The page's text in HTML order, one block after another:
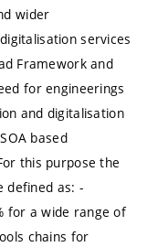
wider
services
Framework and
for engineerings
and digitalisation
based
this purpose the
defined as: -
for a wide range of
chains for